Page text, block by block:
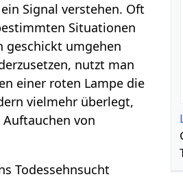
Signal verstehen. Oft
Situationen
geschickt umgehen
nutzt man
einer roten Lampe die
vielmehr überlegt,
von
Todessehnsucht